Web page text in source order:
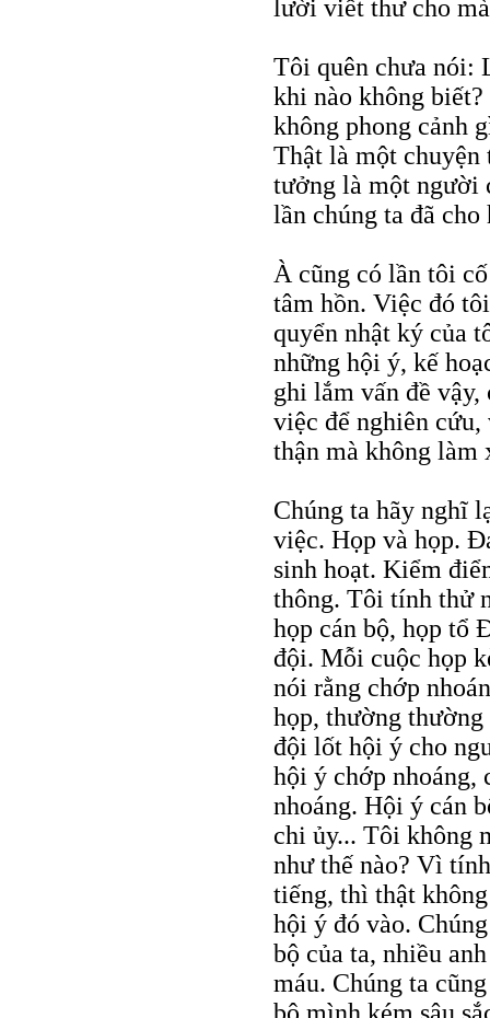
lười viết thư cho
Tôi quên chưa nói:
khi nào không
không phong cảnh
Thật là một
tưởng là một người
lần chúng ta đã
À cũng có lần tôi
tâm hồn. Việc đó
quyển nhật ký của
những hội ý, kế
ghi lắm vấn đề
việc để nghiên
thận mà không làm
Chúng ta hãy nghĩ
việc. Họp và họp.
sinh hoạt. Kiểm
thông. Tôi tính thử
họp cán bộ, họp tổ
đội. Mỗi cuộc họp
nói rằng chớp
họp, thường
đội lốt hội ý cho
hội ý chớp nhoáng,
nhoáng. Hội ý cán
chi ủy... Tôi không
như thế nào? Vì
tiếng, thì thật
hội ý đó vào.
bộ của ta, nhiều
máu. Chúng ta